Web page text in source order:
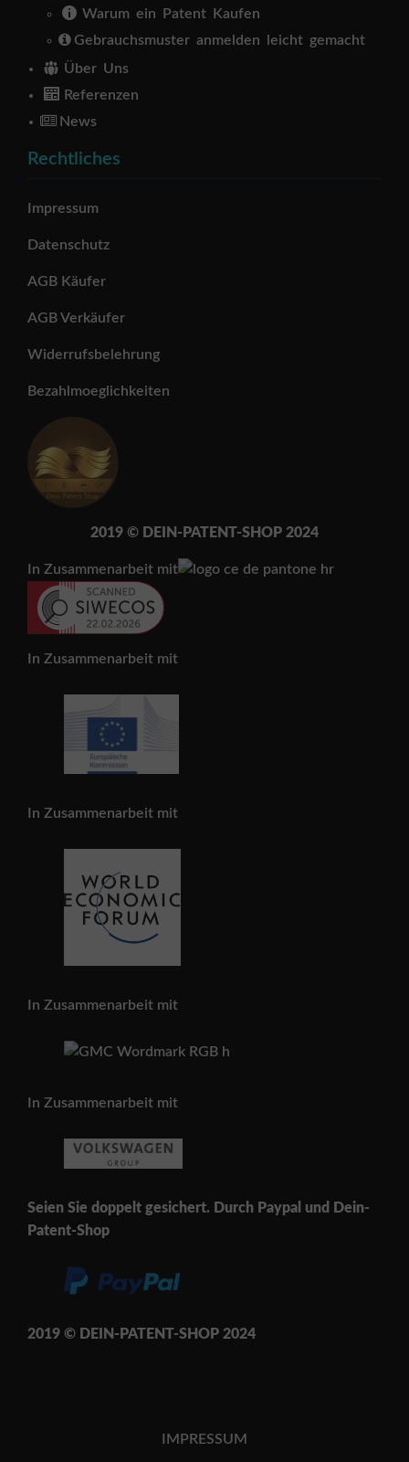
Warum ein Patent Kaufen
Gebrauchsmuster anmelden leicht gemacht
Über Uns
Referenzen
News
Rechtliches
Impressum
Datenschutz
AGB Käufer
AGB Verkäufer
Widerrufsbelehrung
Bezahlmoeglichkeiten
2019 © DEIN-PATENT-SHOP 2024
In Zusammenarbeit mit
In Zusammenarbeit mit
In Zusammenarbeit mit
In Zusammenarbeit mit
In Zusammenarbeit mit
Seien Sie doppelt gesichert. Durch Paypal und Dein-
Patent-Shop
2019 © DEIN-PATENT-SHOP 2024
IMPRESSUM